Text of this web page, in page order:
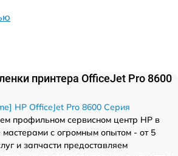
принтера OfficeJet Pro 8600
HP OfficeJet Pro 8600 Серия
профильном сервисном центр HP в
с огромным опытом - от 5
и запчасти предоставляем